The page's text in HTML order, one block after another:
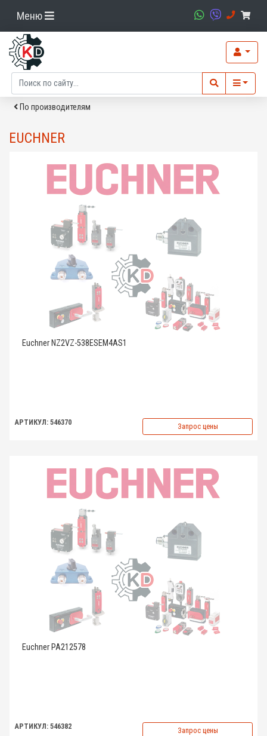
Меню
По производителям
EUCHNER
Euchner NZ2VZ-538ESEM4AS1
АРТИКУЛ: 546370 Запрос цены
Euchner PA212578
АРТИКУЛ: 546382 Запрос цены